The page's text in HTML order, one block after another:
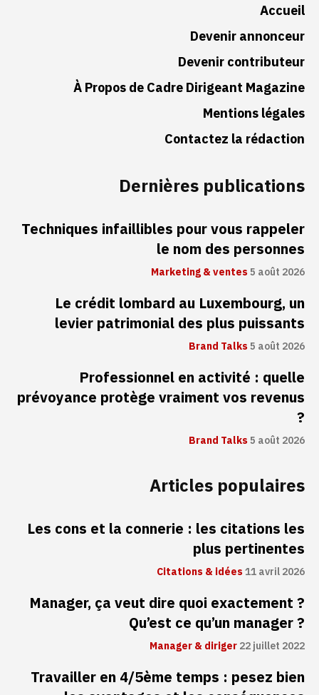
Accueil
Devenir annonceur
Devenir contributeur
À Propos de Cadre Dirigeant Magazine
Mentions légales
Contactez la rédaction
Dernières publications
Techniques infaillibles pour vous rappeler
le nom des personnes
Marketing & ventes5 août 2026
Le crédit lombard au Luxembourg, un
levier patrimonial des plus puissants
Brand Talks5 août 2026
Professionnel en activité : quelle
prévoyance protège vraiment vos revenus
?
Brand Talks5 août 2026
Articles populaires
Les cons et la connerie : les citations les
plus pertinentes
Citations & idées11 avril 2026
Manager, ça veut dire quoi exactement ?
Qu’est ce qu’un manager ?
Manager & diriger22 juillet 2022
Travailler en 4/5ème temps : pesez bien